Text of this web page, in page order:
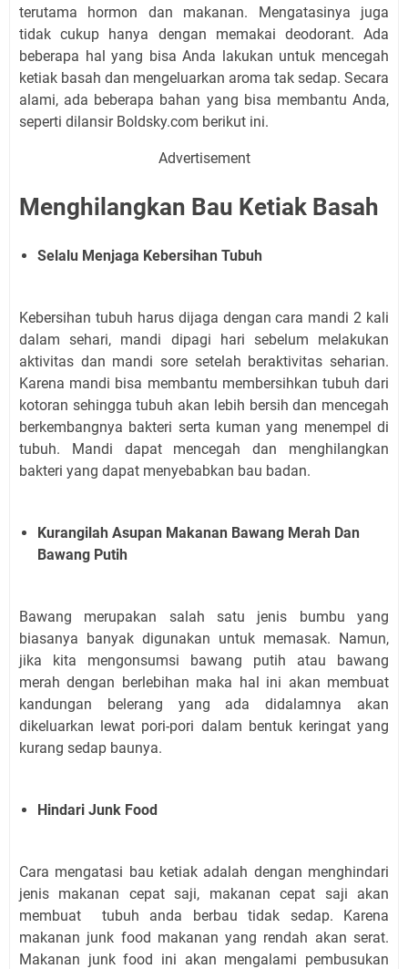
terutama hormon dan makanan. Mengatasinya juga
tidak cukup hanya dengan memakai deodorant. Ada
beberapa hal yang bisa Anda lakukan untuk mencegah
ketiak basah dan mengeluarkan aroma tak sedap. Secara
alami, ada beberapa bahan yang bisa membantu Anda,
seperti dilansir Boldsky.com berikut ini.
Advertisement
Menghilangkan Bau Ketiak Basah
Selalu Menjaga Kebersihan Tubuh
Kebersihan tubuh harus dijaga dengan cara mandi 2 kali
dalam sehari, mandi dipagi hari sebelum melakukan
aktivitas dan mandi sore setelah beraktivitas seharian.
Karena mandi bisa membantu membersihkan tubuh dari
kotoran sehingga tubuh akan lebih bersih dan mencegah
berkembangnya bakteri serta kuman yang menempel di
tubuh. Mandi dapat mencegah dan menghilangkan
bakteri yang dapat menyebabkan bau badan.
Kurangilah Asupan Makanan Bawang Merah Dan
Bawang Putih
Bawang merupakan salah satu jenis bumbu yang
biasanya banyak digunakan untuk memasak. Namun,
jika kita mengonsumsi bawang putih atau bawang
merah dengan berlebihan maka hal ini akan membuat
kandungan belerang yang ada didalamnya akan
dikeluarkan lewat pori-pori dalam bentuk keringat yang
kurang sedap baunya.
Hindari Junk Food
Cara mengatasi bau ketiak adalah dengan menghindari
jenis makanan cepat saji, makanan cepat saji akan
membuat tubuh anda berbau tidak sedap. Karena
makanan junk food makanan yang rendah akan serat.
Makanan junk food ini akan mengalami pembusukan